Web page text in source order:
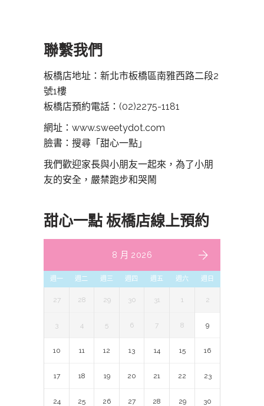
聯繫我們
板橋店地址：新北市板橋區南雅西路二段2
號1樓
板橋店預約電話： (02)2275-1181
網址：www.sweetydot.com
臉書：搜尋「甜心一點」
我們歡迎家長與小朋友一起來，為了小朋
友的安全，嚴禁跑步和哭鬧
甜心一點 板橋店線上預約
8 月 2026
週一 週二 週三 週四 週五 週六 週日
27 28 29 30 31 1 2
3 4 5 6 7 8 9
10 11 12 13 14 15 16
17 18 19 20 21 22 23
24 25 26 27 28 29 30